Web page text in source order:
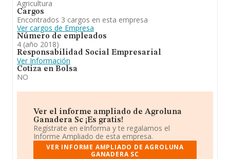
Agricultura
Cargos
Encontrados 3 cargos en esta empresa
Ver cargos de Empresa
Número de empleados
4 (año 2018)
Responsabilidad Social Empresarial
Ver Información
Cotiza en Bolsa
NO
Ver el informe ampliado de Agroluna
Ganadera Sc ¡Es gratis!
Regístrate en eInforma y te regalamos el
Informe Ampliado de esta empresa.
VER INFORME AMPLIADO DE AGROLUNA
GANADERA SC